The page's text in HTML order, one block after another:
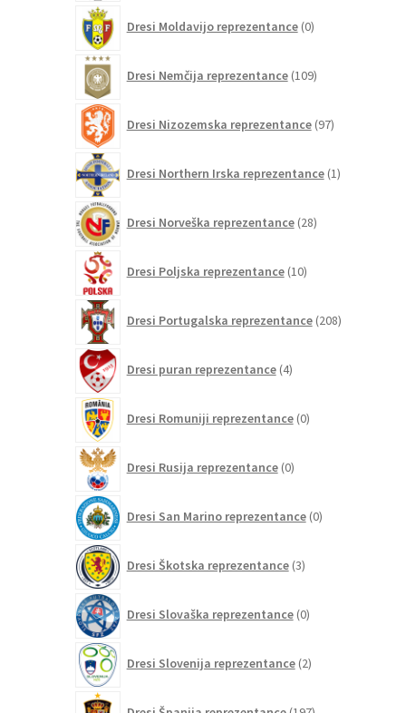
Dresi Moldavijo reprezentance 0izdelkov
Dresi Nemčija reprezentance 109izdelkov
Dresi Nizozemska reprezentance 97izdelkov
Dresi Northern Irska reprezentance 1izdelek
Dresi Norveška reprezentance 28izdelkov
Dresi Poljska reprezentance 10izdelkov
Dresi Portugalska reprezentance 208izdelkov
Dresi puran reprezentance 4izdelki
Dresi Romuniji reprezentance 0izdelkov
Dresi Rusija reprezentance 0izdelkov
Dresi San Marino reprezentance 0izdelkov
Dresi Škotska reprezentance 3izdelki
Dresi Slovaška reprezentance 0izdelkov
Dresi Slovenija reprezentance 2izdelka